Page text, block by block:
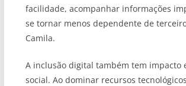
facilidade, acompanhar informações
se tornar menos dependente de
Camila.
A inclusão digital também tem impacto
social. Ao dominar recursos